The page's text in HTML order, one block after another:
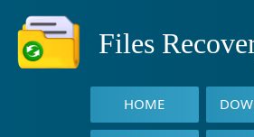
Files
HOME